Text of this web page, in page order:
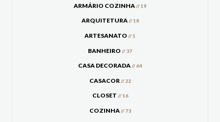
ARMÁRIO COZINHA// 19
ARQUITETURA// 18
ARTESANATO // 1
BANHEIRO // 37
CASA DECORADA// 64
CASACOR // 22
CLOSET // 16
COZINHA// 73